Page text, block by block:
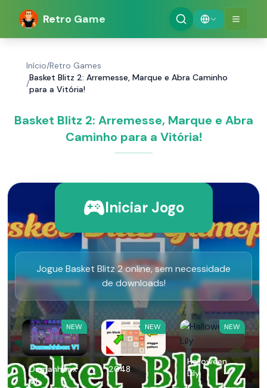
Retro Game
Início/Retro Games
/
Basket Blitz 2: Arremesse, Marque e Abra Caminho
para a Vitória!
Basket Blitz 2: Arremesse, Marque e Abra
Caminho para a Vitória!
Iniciar Jogo
Jogue Basket Blitz 2 online, sem necessidade
de downloads!
NEW
Dumahhbox
V1
NEW
2048
NEW
Halloween
Lily